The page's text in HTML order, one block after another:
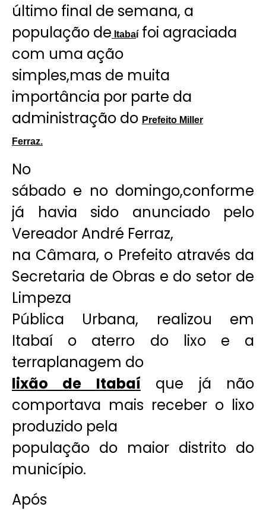
último final de semana, a
população de Itabaífoi agraciada
com uma ação
simples,mas de muita
importância por parte da
administração do Prefeito Miller
Ferraz.
No
sábado e no domingo,conforme
já havia sido anunciado pelo
Vereador André Ferraz,
na Câmara, o Prefeito através da
Secretaria de Obras e do setor de
Limpeza
Pública Urbana, realizou em
Itabaí o aterro do lixo e a
terraplanagem do
lixão de Itabaí que já não
comportava mais receber o lixo
produzido pela
população do maior distrito do
município.
Após